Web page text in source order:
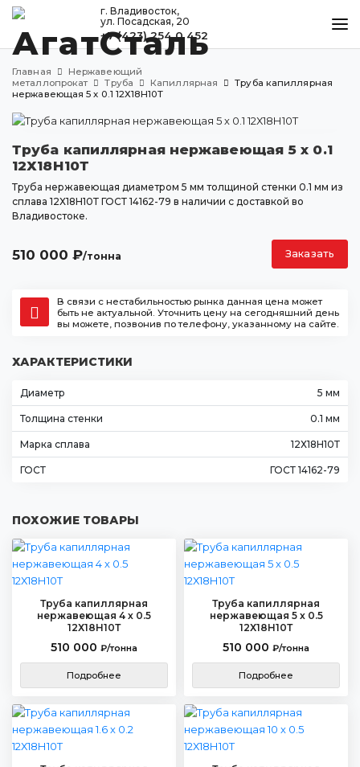
г. Владивосток,
ул. Посадская, 20
+7 (423) 254 0 452
КАТАЛОГ
МЕТАЛЛООБРАБОТКА
ДОСТАВКА И ОПЛАТА
Владивосток
ул. Посадская, 20
agatstal@mail.ru
Главная
Нержавеющий
металлопрокат
Труба Капиллярная
Труба капиллярная
нержавеющая 5 х 0.1 12Х18Н10Т
Труба капиллярная нержавеющая 5 х 0.1
12Х18Н10Т
Труба нержавеющая диаметром 5 мм толщиной стенки 0.1 мм из
сплава 12Х18Н10Т ГОСТ 14162-79 в наличии с доставкой во
Владивостоке.
510 000 ₽/тонна Заказать
В связи с нестабильностью рынка данная цена может
быть не актуальной. Уточнить цену на сегодняшний день
вы можете, позвонив по телефону, указанному на сайте.
ХАРАКТЕРИСТИКИ
Диаметр 5 мм
Толщина стенки 0.1 мм
Марка сплава 12Х18Н10Т
ГОСТ ГОСТ 14162-79
ПОХОЖИЕ ТОВАРЫ
Труба капиллярная
нержавеющая 4 х 0.5
12Х18Н10Т
510 000 ₽/тонна
Подробнее
Труба капиллярная
нержавеющая 5 х 0.5
12Х18Н10Т
510 000 ₽/тонна
Подробнее